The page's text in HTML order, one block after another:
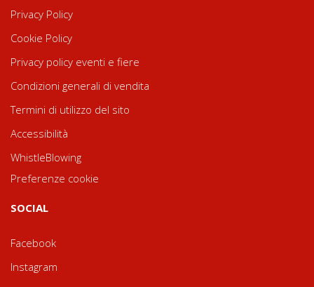
Privacy Policy
Cookie Policy
Privacy policy eventi e fiere
Condizioni generali di vendita
Termini di utilizzo del sito
Accessibilità
WhistleBlowing
Preferenze cookie
SOCIAL
Facebook
Instagram